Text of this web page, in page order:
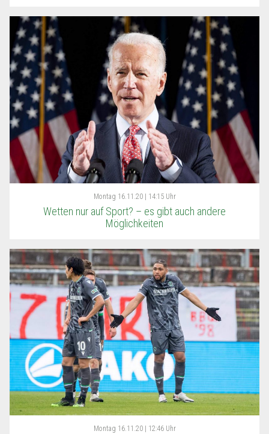
Montag 16.11.20 | 14:15 Uhr
Wetten nur auf Sport? – es gibt auch andere
Möglichkeiten
Montag 16.11.20 | 12:46 Uhr